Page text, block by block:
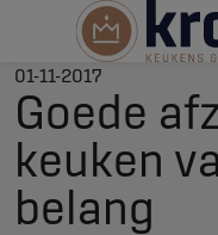
01-11-2017
Goede
keuken
belang